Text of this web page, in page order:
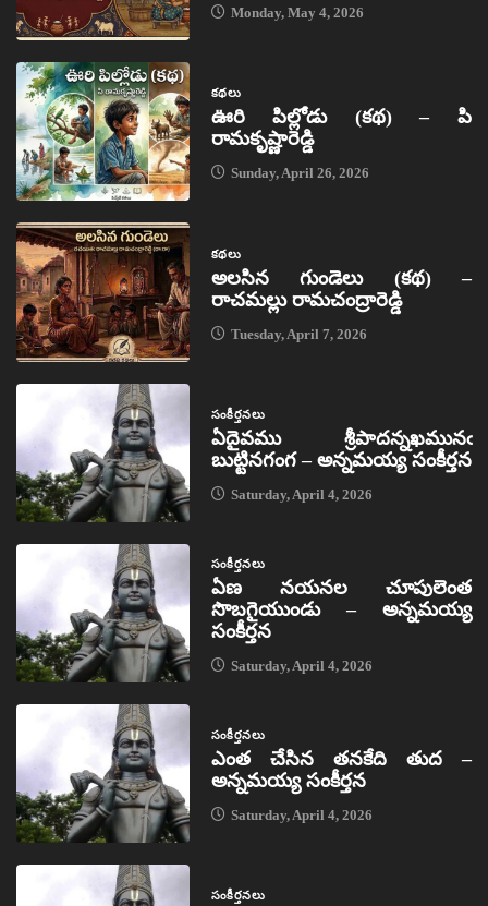
Monday, May 4, 2026
కథలు
ఊరి పిల్లోడు (కథ) – పి
రామకృష్ణారెడ్డి
Sunday, April 26, 2026
కథలు
అలసిన గుండెలు (కథ) –
రాచమల్లు రామచంద్రారెడ్డి
Tuesday, April 7, 2026
సంకీర్తనలు
ఏదైవము శ్రీపాదన్నఖమునఁ
బుట్టినగంగ – అన్నమయ్య సంకీర్తన
Saturday, April 4, 2026
సంకీర్తనలు
ఏణ నయనల చూపులెంత
సొబగైయుండు – అన్నమయ్య
సంకీర్తన
Saturday, April 4, 2026
సంకీర్తనలు
ఎంత చేసిన తనకేది తుద –
అన్నమయ్య సంకీర్తన
Saturday, April 4, 2026
సంకీర్తనలు